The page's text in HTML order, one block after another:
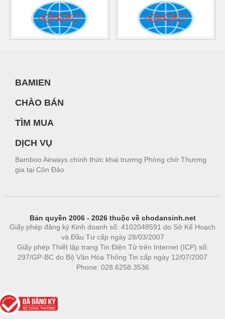
BAMIEN
CHÀO BÁN
TÌM MUA
DỊCH VỤ
Bamboo Airways chính thức khai trương Phòng chờ Thương
gia tại Côn Đảo
Bản quyền 2006 - 2026 thuộc về chodansinh.net
Giấy phép đăng ký Kinh doanh số: 4102048591 do Sở Kế Hoạch
và Đầu Tư cấp ngày 28/03/2007
Giấy phép Thiết lập trang Tin Điện Tử trên Internet (ICP) số:
297/GP-BC do Bộ Văn Hóa Thông Tin cấp ngày 12/07/2007
Phone: 028.6258.3536